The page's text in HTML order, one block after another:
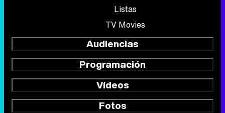
Listas
TV Movies
Audiencias
Programación
Vídeos
Fotos